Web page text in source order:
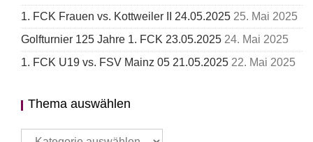
1. FCK Frauen vs. Kottweiler II 24.05.2025 25. Mai 2025
Golfturnier 125 Jahre 1. FCK 23.05.2025 24. Mai 2025
1. FCK U19 vs. FSV Mainz 05 21.05.2025 22. Mai 2025
Thema auswählen
Thema